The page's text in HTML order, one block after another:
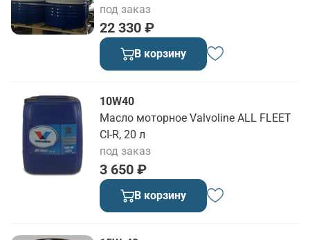
22 330 ₽
под заказ
В корзину
10W40
Масло моторное Valvoline ALL FLEET
CI-R, 20 л
3 650 ₽
под заказ
В корзину